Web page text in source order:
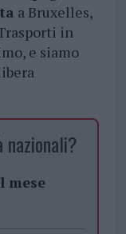
a Bruxelles,
in
e siamo
mese